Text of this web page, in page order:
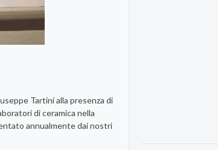
Tartini alla presenza di
di ceramica nella
annualmente dai nostri